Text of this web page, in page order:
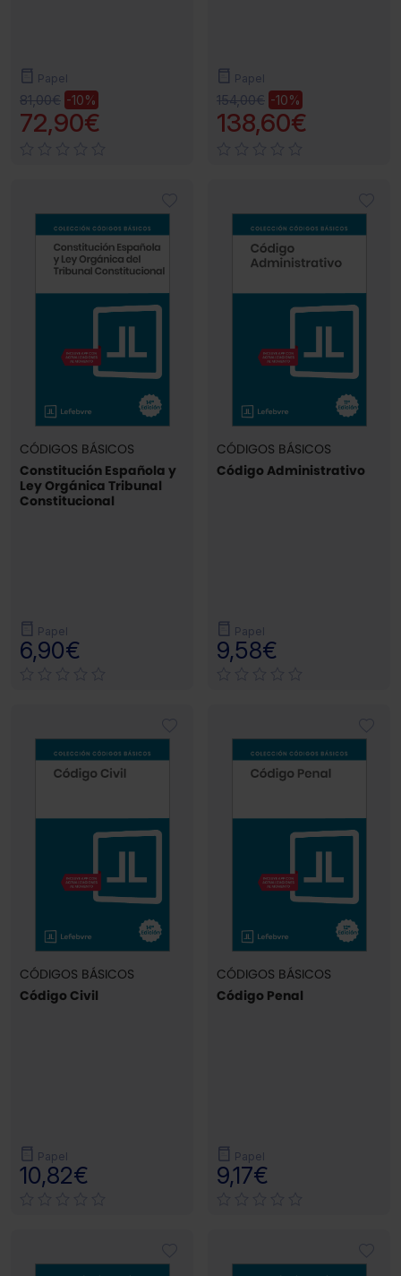
Papel
81,00€ -10%
72,90€
Papel
154,00€ -10%
138,60€
CÓDIGOS BÁSICOS
Constitución Española y
Ley Orgánica Tribunal
Constitucional
Papel
6,90€
CÓDIGOS BÁSICOS
Código Administrativo
Papel
9,58€
CÓDIGOS BÁSICOS
Código Civil
Papel
10,82€
CÓDIGOS BÁSICOS
Código Penal
Papel
9,17€